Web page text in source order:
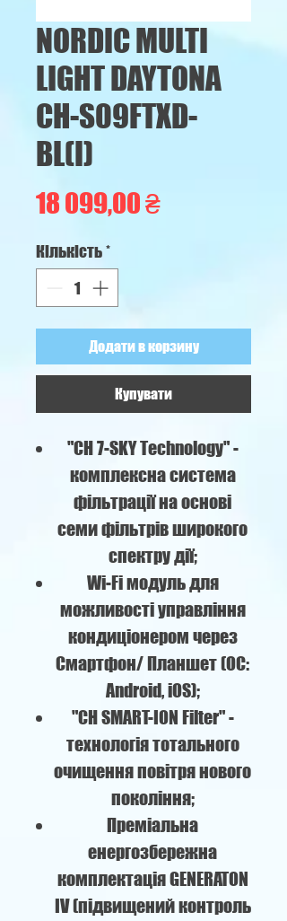
NORDIC MULTI
LIGHT DAYTONA
CH-S09FTXD-
BL(I)
18 099,00 ₴Ціна
Кількість*
Додати в корзину
Купувати
"CH 7-SKY Technology" -
комплексна система
фільтрації на основі
семи фільтрів широкого
спектру дії;
Wi-Fi модуль для
можливості управління
кондиціонером через
Смартфон/ Планшет (ОС:
Android, iOS);
"CH SMART-ION Filter" -
технологія тотального
очищення повітря нового
покоління;
Преміальна
енергозбережна
комплектація GENERATON
IV (підвищений контроль